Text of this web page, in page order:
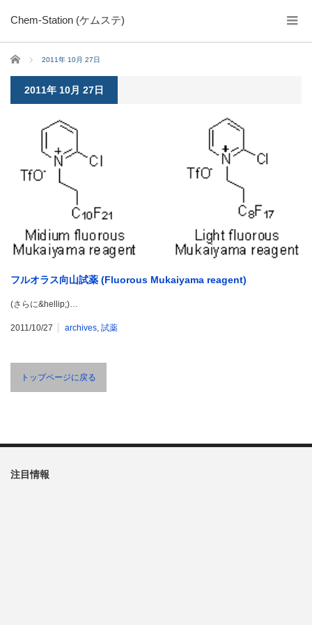
Chem-Station (ケムステ)
ホーム 2011年 10月 27日
2011年 10月 27日
フルオラス向山試薬 (Fluorous Mukaiyama reagent)
(さらに&hellip;)…
2011/10/27 archives, 試薬
トップページに戻る
注目情報